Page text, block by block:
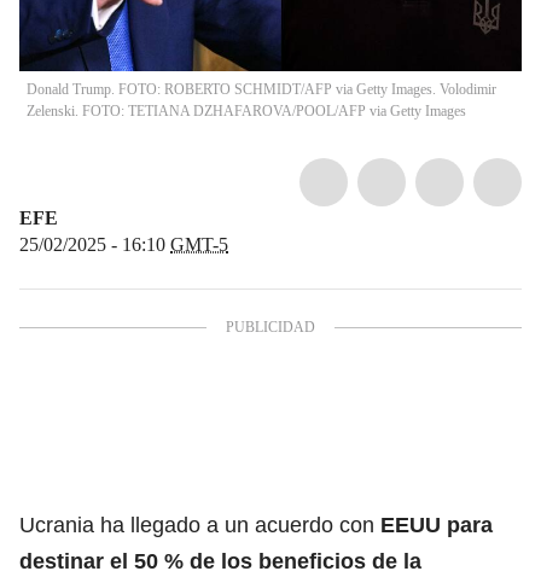
Donald Trump. FOTO: ROBERTO SCHMIDT/AFP via Getty Images. Volodimir
Zelenski. FOTO: TETIANA DZHAFAROVA/POOL/AFP via Getty Images
EFE
25/02/2025 - 16:10 GMT-5
Ucrania ha llegado a un acuerdo con EEUU para
destinar el 50 % de los beneficios de la